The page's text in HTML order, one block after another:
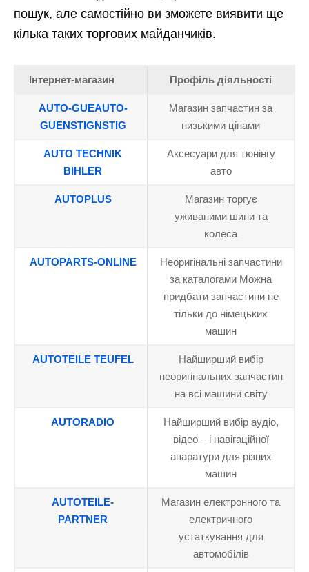
пошук, але самостійно ви зможете виявити ще
кілька таких торгових майданчиків.
Інтернет-магазин Профіль діяльності
AUTO-GUEAUTO-
GUENSTIGNSTIG
Магазин запчастин за
низькими цінами
AUTO TECHNIK
BIHLER
Аксесуари для тюнінгу
авто
AUTOPLUS
Магазин торгує
уживаними шини та
колеса
AUTOPARTS-ONLINE
Неоригінальні запчастини
за каталогами Можна
придбати запчастини не
тільки до німецьких
машин
AUTOTEILE TEUFEL
Найширший вибір
неоригінальних запчастин
на всі машини світу
AUTORADIO
Найширший вибір аудіо,
відео – і навігаційної
апаратури для різних
машин
AUTOTEILE-
PARTNER
Магазин електронного та
електричного
устаткування для
автомобілів